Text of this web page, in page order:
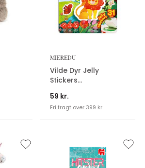
MIEREDU
Vilde Dyr Jelly
Stickers
59 kr.
Fri fragt over 399 kr